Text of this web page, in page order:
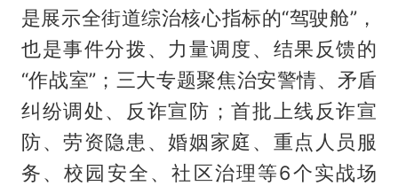
是展示全街道综治核心指标的“驾驶舱”，
也是事件分拨、力量调度、结果反馈的
“作战室”；三大专题聚焦治安警情、矛盾
纠纷调处、反诈宣防；首批上线反诈宣
防、劳资隐患、婚姻家庭、重点人员服
务、校园安全、社区治理等6个实战场